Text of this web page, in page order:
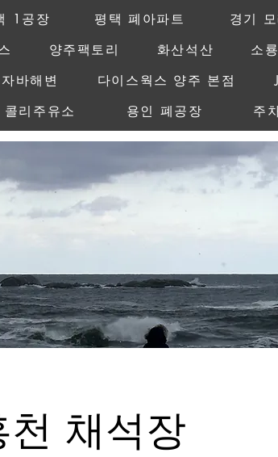
1공장 평택 폐아파트 경기
양주팩토리 화산석산 소
자바해변 다이스웍스 양주 본점
콜리주유소 용인 폐공장 주
천 채석장